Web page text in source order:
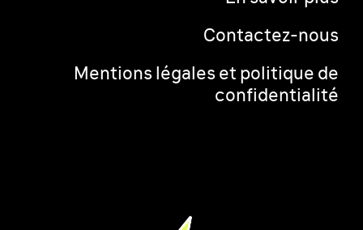
Contactez-nous
Mentions légales et politique de
confidentialité